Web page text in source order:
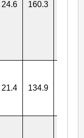
24.6 160.3
21.4 134.9